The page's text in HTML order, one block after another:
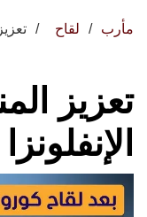
مأرب لقاح
تعزيز
الإنفلونزا